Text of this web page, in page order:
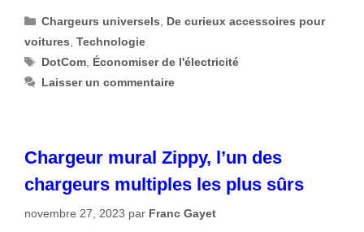
Catégories
Chargeurs universels, De curieux accessoires pour
voitures, Technologie
Étiquettes
DotCom, Économiser de l'électricité
Laisser un commentaire
Chargeur mural Zippy, l’un des
chargeurs multiples les plus sûrs
novembre 27, 2023 par Franc Gayet